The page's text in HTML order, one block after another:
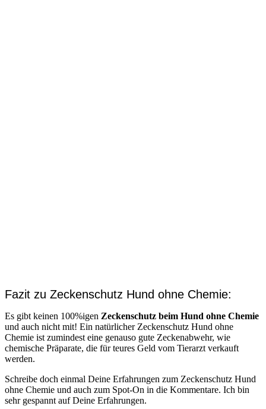
Fazit zu Zeckenschutz Hund ohne Chemie:
Es gibt keinen 100%igen Zeckenschutz beim Hund ohne Chemie
und auch nicht mit! Ein natürlicher Zeckenschutz Hund ohne
Chemie ist zumindest eine genauso gute Zeckenabwehr, wie
chemische Präparate, die für teures Geld vom Tierarzt verkauft
werden.
Schreibe doch einmal Deine Erfahrungen zum Zeckenschutz Hund
ohne Chemie und auch zum Spot-On in die Kommentare. Ich bin
sehr gespannt auf Deine Erfahrungen.